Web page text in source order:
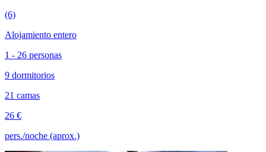
(6)
Alojamiento entero
1 - 26 personas
9 dormitorios
21 camas
26 €
pers./noche (aprox.)